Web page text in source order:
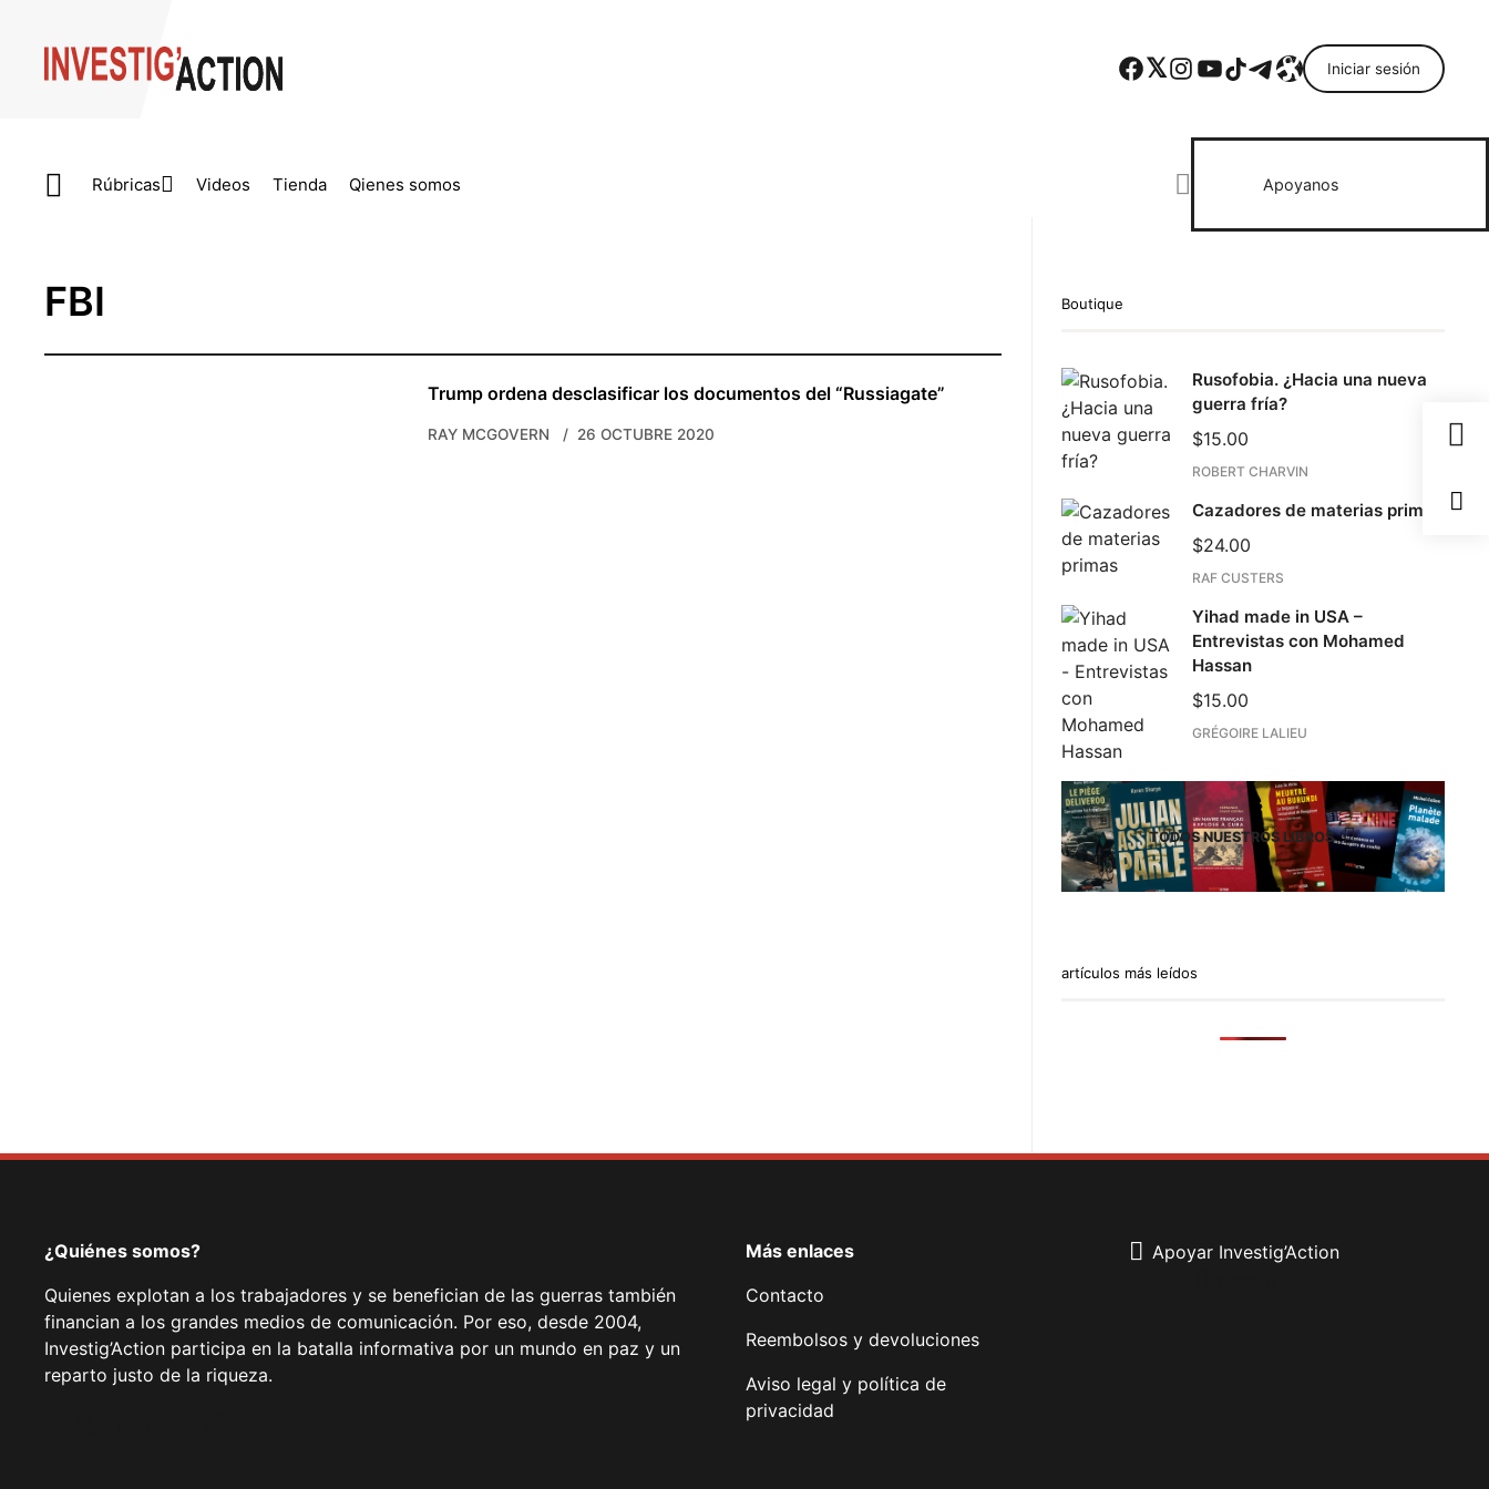
Facebook Twitter Instagram YouTube TikTok Telegram Enlace Iniciar sesión
Rúbricas Videos Tienda Qienes somos Apoyanos
FBI
Trump ordena desclasificar los documentos del “Russiagate”
RAY MCGOVERN 26 OCTUBRE 2020
Boutique
Rusofobia. ¿Hacia una nueva
guerra fría?
$15.00
ROBERT CHARVIN
Cazadores de materias primas
$24.00
RAF CUSTERS
Yihad made in USA –
Entrevistas con Mohamed
Hassan
$15.00
GRÉGOIRE LALIEU
TODOS NUESTROS LIBROS
artículos más leídos
¿Quiénes somos?
Quienes explotan a los trabajadores y se benefician de las guerras también
financian a los grandes medios de comunicación. Por eso, desde 2004,
Investig’Action participa en la batalla informativa por un mundo en paz y un
reparto justo de la riqueza.
Más enlaces
Contacto
Reembolsos y devoluciones
Aviso legal y política de
privacidad
Apoyar Investig’Action